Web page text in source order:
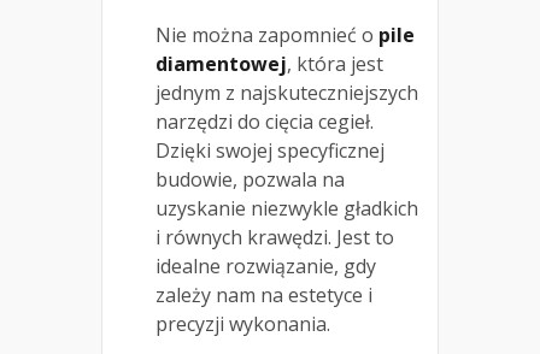
Nie można zapomnieć o pile
diamentowej, która jest
jednym z najskuteczniejszych
narzędzi do cięcia cegieł.
Dzięki swojej specyficznej
budowie, pozwala na
uzyskanie niezwykle gładkich
i równych krawędzi. Jest to
idealne rozwiązanie, gdy
zależy nam na estetyce i
precyzji wykonania.